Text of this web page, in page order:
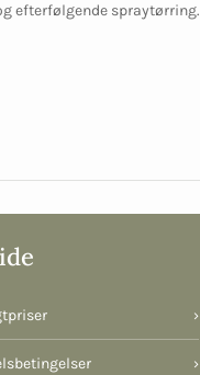
efterfølgende spraytørring.
›
›